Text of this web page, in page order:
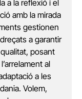
a la reflexió i el
amb la mirada
gestionen
a garantir
posant
al
a les
Volem,